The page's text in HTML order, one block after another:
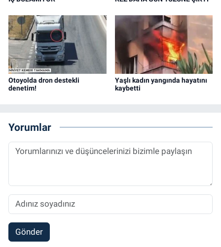
Otoyolda dron destekli
denetim!
Yaşlı kadın yangında hayatını
kaybetti
Yorumlar
Gönder